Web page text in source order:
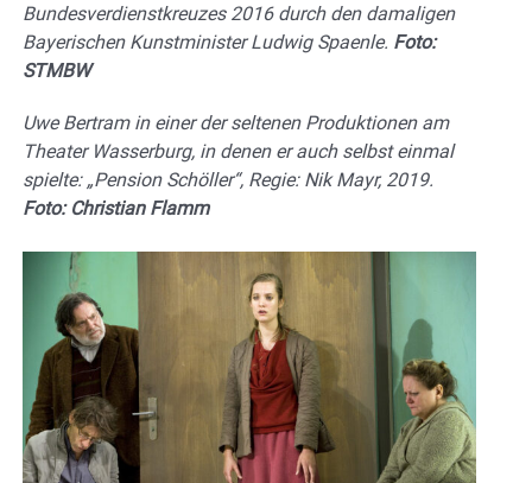
Bundesverdienstkreuzes 2016 durch den damaligen
Bayerischen Kunstminister Ludwig Spaenle. Foto:
STMBW
Uwe Bertram in einer der seltenen Produktionen am
Theater Wasserburg, in denen er auch selbst einmal
spielte: „Pension Schöller“, Regie: Nik Mayr, 2019.
Foto: Christian Flamm